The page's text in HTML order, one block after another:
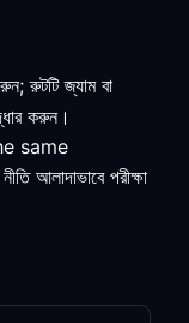
রুটটি জ্যাম বা
করুন।
same
আলাদাভাবে পরীক্ষা